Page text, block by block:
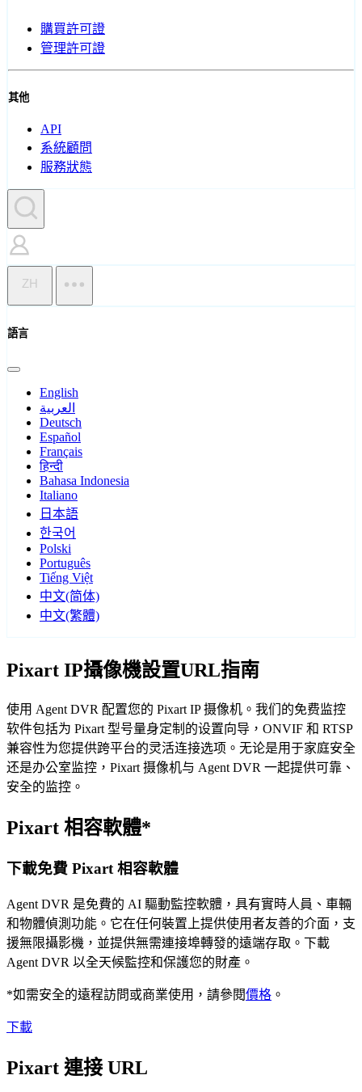
購買許可證
管理許可證
其他
API
系統顧問
服務狀態
ZH
語言
English
العربية
Deutsch
Español
Français
हिन्दी
Bahasa Indonesia
Italiano
日本語
한국어
Polski
Português
Tiếng Việt
中文(简体)
中文(繁體)
Pixart IP攝像機設置URL指南
使用 Agent DVR 配置您的 Pixart IP 摄像机。我们的免费监控
软件包括为 Pixart 型号量身定制的设置向导，ONVIF 和 RTSP
兼容性为您提供跨平台的灵活连接选项。无论是用于家庭安全
还是办公室监控，Pixart 摄像机与 Agent DVR 一起提供可靠、
安全的监控。
Pixart 相容軟體*
下載免費 Pixart 相容軟體
Agent DVR 是免費的 AI 驅動監控軟體，具有實時人員、車輛
和物體偵測功能。它在任何裝置上提供使用者友善的介面，支
援無限攝影機，並提供無需連接埠轉發的遠端存取。下載
Agent DVR 以全天候監控和保護您的財產。
*如需安全的遠程訪問或商業使用，請參閱價格 。
下載
Pixart 連接 URL